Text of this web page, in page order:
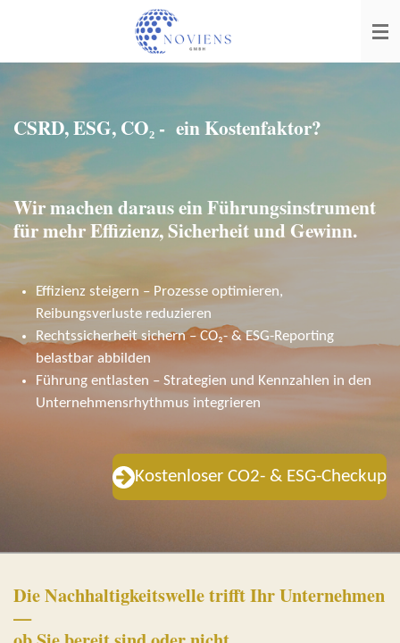
springen
CSRD, ESG, CO₂ - ein Kostenfaktor?
Wir machen daraus ein Führungsinstrument
für mehr Effizienz, Sicherheit und Gewinn.
Effizienz steigern – Prozesse optimieren,
Reibungsverluste reduzieren
Rechtssicherheit sichern – CO₂- & ESG-Reporting
belastbar abbilden
Führung entlasten – Strategien und Kennzahlen in den
Unternehmensrhythmus integrieren
Kostenloser CO2- & ESG-Checkup
Die Nachhaltigkeitswelle trifft Ihr Unternehmen
—